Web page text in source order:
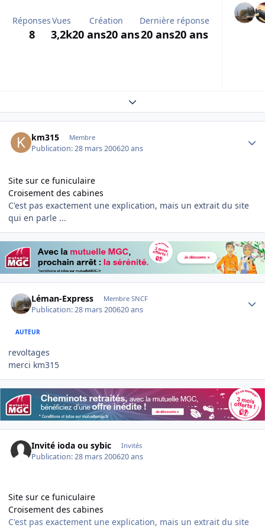
Réponses
8
Vues
3,2k
Création
20 ans20 ans
Dernière réponse
20 ans20 ans
Expand topic overview
km315 Membre
Publication:28 mars 200620 ans
Site sur ce funiculaire
Croisement des cabines
C'est pas exactement une explication, mais un extrait du site
qui en parle ...
Léman-Express Membre SNCF
Publication:28 mars 200620 ans
AUTEUR
revoltages
merci km315
Invité ioda ou sybic Invités
Publication:28 mars 200620 ans
Site sur ce funiculaire
Croisement des cabines
C'est pas exactement une explication, mais un extrait du site